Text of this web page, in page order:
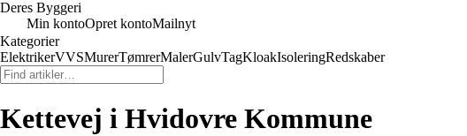
Deres Byggeri
Min kontoOpret kontoMailnyt
Kategorier
ElektrikerVVSMurerTømrerMalerGulvTagKloakIsoleringRedskaber
Kettevej i Hvidovre Kommune